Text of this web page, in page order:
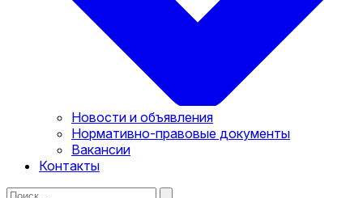
Новости и объявления
Нормативно-правовые документы
Вакансии
Контакты